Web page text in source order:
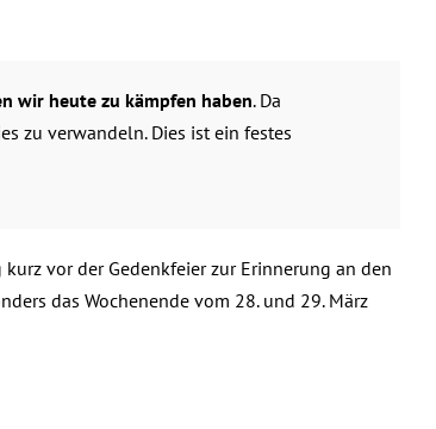
wir heute zu kämpfen haben. Da
zu verwandeln. Dies ist ein festes
vor der Gedenkfeier zur Erinnerung an den
das Wochenende vom 28. und 29. März